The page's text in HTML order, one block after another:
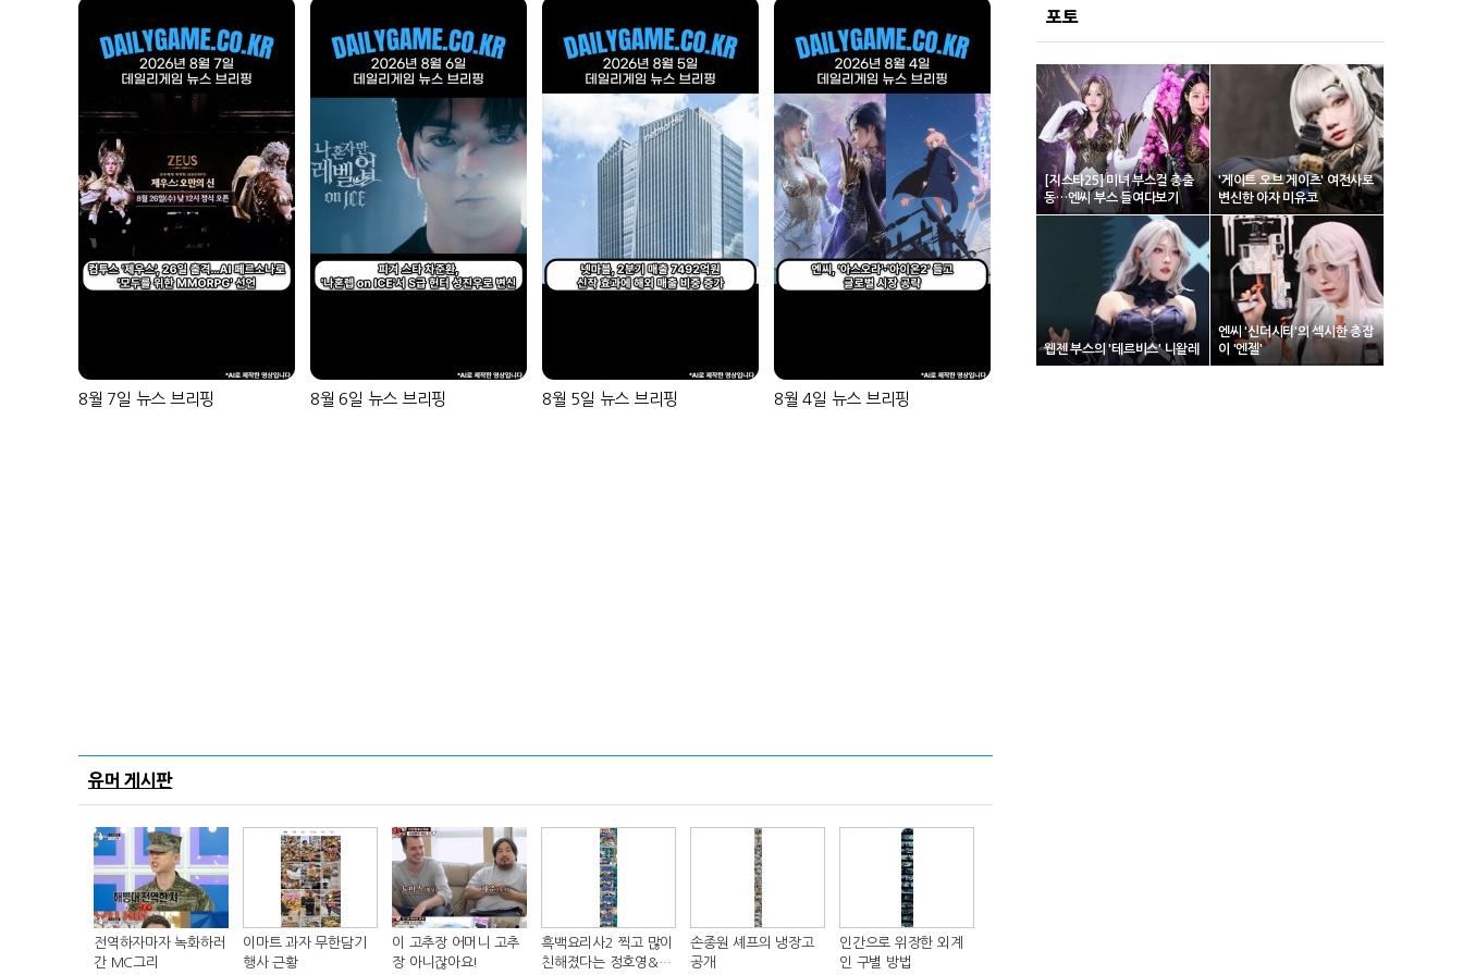
8월 7일 뉴스 브리핑 8월 6일 뉴스 브리핑 8월 5일 뉴스 브리핑 8월 4일 뉴스 브리핑
유머 게시판
전역하자마자 녹화하러
간 MC그리
이마트 과자 무한담기
행사 근황
이 고추장 어머니 고추
장 아니잖아요!
흑백요리사2 찍고 많이
친해졌다는 정호영&샘
손종원 셰프의 냉장고
공개
인간으로 위장한 외계
인 구별 방법
포토
[지스타25] 미녀 부스걸 총출
동…엔씨 부스 들여다보기
'게이트 오브 게이츠' 여전사로
변신한 아자 미유코
웹젠 부스의 '테르비스' 니왈레
엔씨 '신더시티'의 섹시한 총잡
이 '엔젤'